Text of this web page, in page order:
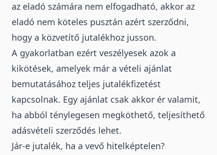
az eladó számára nem elfogadható, akkor az
eladó nem köteles pusztán azért szerződni,
hogy a közvetítő jutalékhoz jusson.
A gyakorlatban ezért veszélyesek azok a
kikötések, amelyek már a vételi ajánlat
bemutatásához teljes jutalékfizetést
kapcsolnak. Egy ajánlat csak akkor ér valamit,
ha abból ténylegesen megköthető, teljesíthető
adásvételi szerződés lehet.
Jár-e jutalék, ha a vevő hitelképtelen?